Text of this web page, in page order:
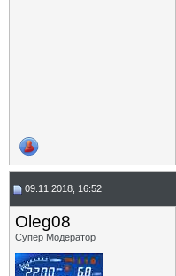
09.11.2018, 16:52
Oleg08
Супер Модератор